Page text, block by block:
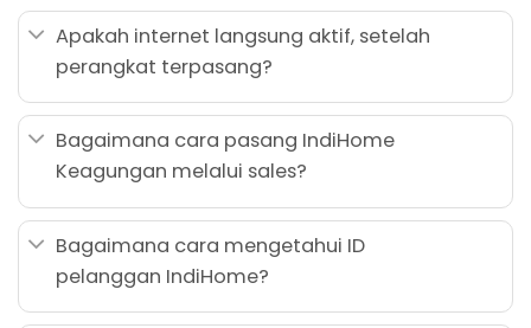
Apakah internet langsung aktif, setelah
perangkat terpasang?
Bagaimana cara pasang IndiHome
Keagungan melalui sales?
Bagaimana cara mengetahui ID
pelanggan IndiHome?